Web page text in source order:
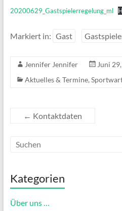
20200629_Gastspielerregelung_ml
Markiert in: Gast
Jennifer Jennifer
Juni
Aktuelles & Termine,
← Kontaktdaten
Kategorien
Über uns …